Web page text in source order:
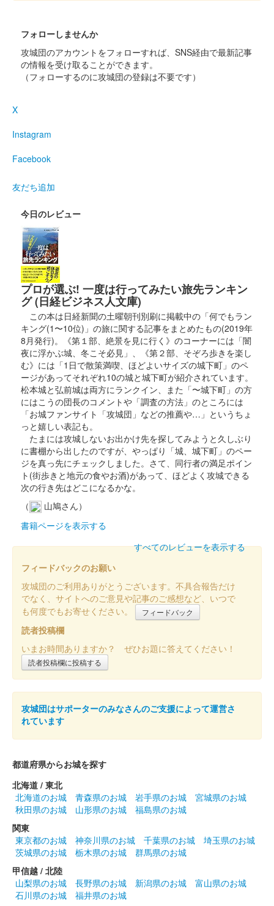
沼田城址 御城印
販売終了
沼田城址 御城印
販売終了
沼田城跡 御城印
販売終了
沼田城 御城印 真田信之版
沼田城址 御城印 入梅
販売終了
沼田城跡 御城印 夏至
販売終了
沼田城跡 御城印 旧暦（水無月） 2025年版
販売終了
沼田城跡 御城印 昭和百年 六月版
販売終了
沼田城址 御城印 立夏
沼田城跡 御城印
販売終了
沼田城跡 御城印
販売終了
沼田城址 御城印 花まつり
フォローしませんか
攻城団のアカウントをフォローすれば、SNS経由で最新記事
の情報を受け取ることができます。
（フォローするのに攻城団の登録は不要です）
X
Instagram
Facebook
友だち追加
今日のレビュー
プロが選ぶ! 一度は行ってみたい旅先ランキン
グ (日経ビジネス人文庫)
この本は日経新聞の土曜朝刊別刷に掲載中の「何でもラン
キング(1〜10位)」の旅に関する記事をまとめたもの(2019年
8月発行)。《第１部、絶景を見に行く》のコーナーには「闇
夜に浮かぶ城、冬こそ必見」、《第２部、そぞろ歩きを楽し
む》には「1日で散策満喫、ほどよいサイズの城下町」のペ
ージがあってそれぞれ10の城と城下町が紹介されています。
松本城と弘前城は両方にランクイン、また「〜城下町」の方
にはこうの団長のコメントや「調査の方法」のところには
「お城ファンサイト「攻城団」などの推薦や…」というちょ
っと嬉しい表記も。
たまには攻城しないお出かけ先を探してみようと久しぶり
に書棚から出したのですが、やっぱり「城、城下町」のペー
ジを真っ先にチェックしました。さて、同行者の満足ポイン
ト(街歩きと地元の食やお酒)があって、ほどよく攻城できる
次の行き先はどこになるかな。
（
山鳩さん）
書籍ページを表示する
すべてのレビューを表示する
フィードバックのお願い
攻城団のご利用ありがとうございます。不具合報告だけ
でなく、サイトへのご意見や記事のご感想など、いつで
も何度でもお寄せください。
フィードバック
読者投稿欄
いまお時間ありますか？ ぜひお題に答えてください！
読者投稿欄に投稿する
攻城団はサポーターのみなさんのご支援によって運営さ
れています
都道府県からお城を探す
北海道 / 東北
北海道のお城
青森県のお城 岩手県のお城
宮城県のお城
秋田県のお城
山形県のお城
福島県のお城
関東
東京都のお城
神奈川県のお城 千葉県のお城
埼玉県のお城
茨城県のお城
栃木県のお城
群馬県のお城
甲信越 / 北陸
山梨県のお城
長野県のお城 新潟県のお城
富山県のお城
石川県のお城
福井県のお城